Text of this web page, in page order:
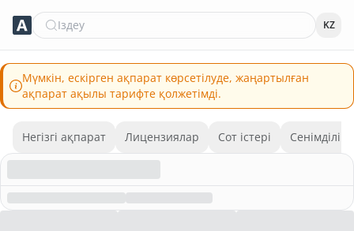
Іздеу KZ
Мүмкін, ескірген ақпарат көрсетілуде, жаңартылған
ақпарат ақылы тарифте қолжетімді.
Негізгі ақпарат Лицензиялар Сот істері Сенімділік